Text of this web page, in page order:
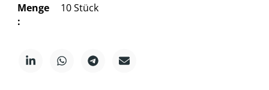
Menge
:
10 Stück